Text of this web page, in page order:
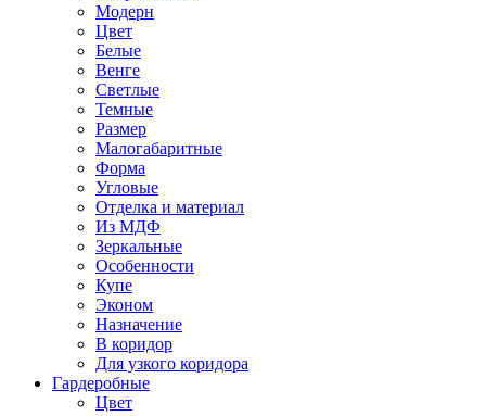
Модерн
Цвет
Белые
Венге
Светлые
Темные
Размер
Малогабаритные
Форма
Угловые
Отделка и материал
Из МДФ
Зеркальные
Особенности
Купе
Эконом
Назначение
В коридор
Для узкого коридора
Гардеробные
Цвет